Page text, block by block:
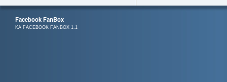
Facebook FanBox
KA FACEBOOK FANBOX 1.1